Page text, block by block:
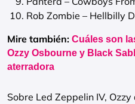
Rob Zombie – Hellbilly
Mire también: Cuáles son
Ozzy Osbourne y Black
aterradora
Sobre Led Zeppelin IV,